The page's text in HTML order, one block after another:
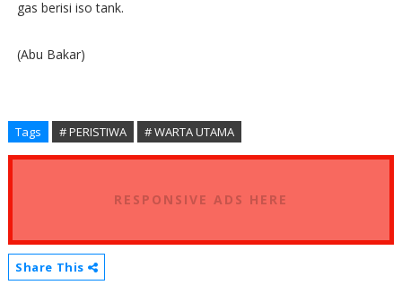
gas berisi iso tank.
(Abu Bakar)
Tags # PERISTIWA # WARTA UTAMA
RESPONSIVE ADS HERE
Share This